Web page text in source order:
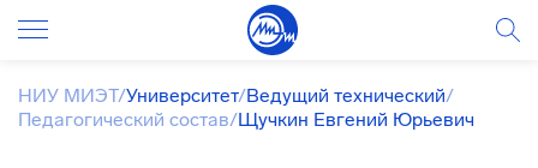
НИУ МИЭТ/Университет/Ведущий технический/
Педагогический состав/Щучкин Евгений Юрьевич